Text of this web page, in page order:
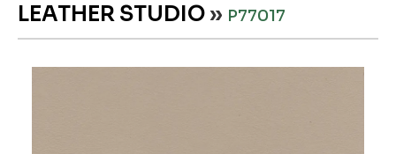
LEATHER STUDIO » P77017